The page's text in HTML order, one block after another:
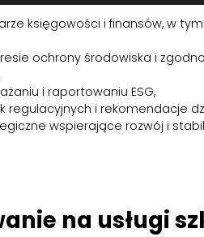
kwestia do wyregulowania
przez pracodawcę
księgowości i finansów, w
ochrony środowiska i
i raportowaniu ESG,
regulacyjnych i rekomendacje
wspierające rozwój i
na usługi